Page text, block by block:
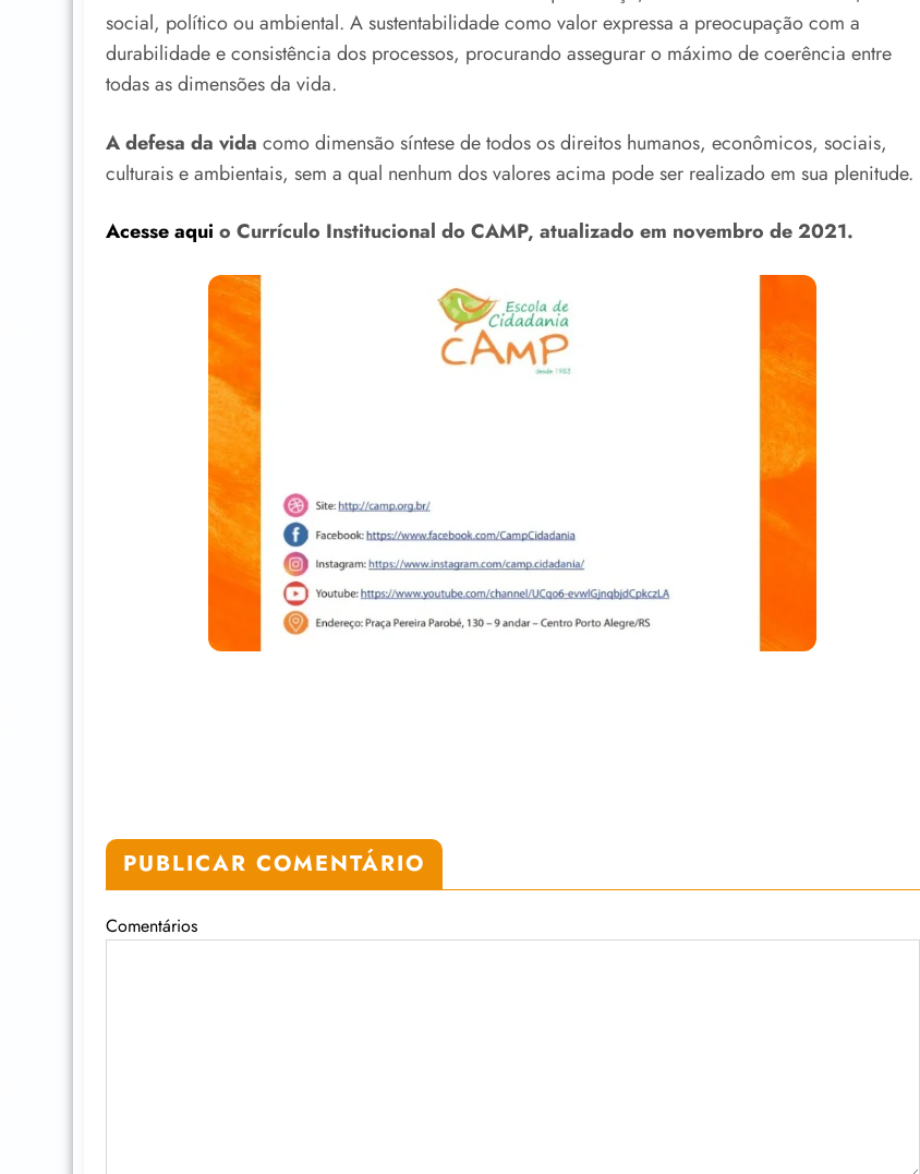
social, político ou ambiental. A sustentabilidade como valor expressa a preocupação com a
durabilidade e consistência dos processos, procurando assegurar o máximo de coerência entre
todas as dimensões da vida.
A defesa da vida como dimensão síntese de todos os direitos humanos, econômicos, sociais,
culturais e ambientais, sem a qual nenhum dos valores acima pode ser realizado em sua plenitude.
Acesse aqui o Currículo Institucional do CAMP, atualizado em novembro de 2021.
PUBLICAR COMENTÁRIO
Comentários